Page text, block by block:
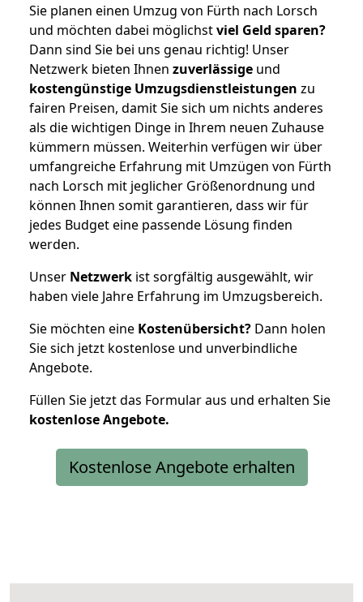
Sie planen einen Umzug von Fürth nach Lorsch
und möchten dabei möglichstviel Geld sparen?
Dann sind Sie bei uns genau richtig! Unser
Netzwerk bieten Ihnen zuverlässige und
kostengünstige Umzugsdienstleistungen zu
fairen Preisen, damit Sie sich um nichts anderes
als die wichtigen Dinge in Ihrem neuen Zuhause
kümmern müssen. Weiterhin verfügen wir über
umfangreiche Erfahrung mit Umzügen von Fürth
nach Lorsch mit jeglicher Größenordnung und
können Ihnen somit garantieren, dass wir für
jedes Budget eine passende Lösung finden
werden.
Unser Netzwerk ist sorgfältig ausgewählt, wir
haben viele Jahre Erfahrung im Umzugsbereich.
Sie möchten eine Kostenübersicht? Dann holen
Sie sich jetzt kostenlose und unverbindliche
Angebote.
Füllen Sie jetzt das Formular aus und erhalten Sie
kostenloseAngebote.
Kostenlose Angebote erhalten